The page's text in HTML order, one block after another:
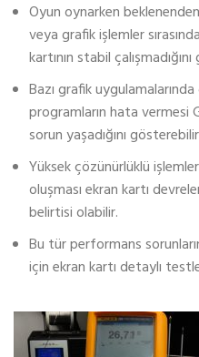
Oyun oynarken
veya grafik işlemler
kartının stabil
Bazı grafik
programların hata vermesi
sorun yaşadığını
Yüksek çözünürlüklü
oluşması ekran kartı
belirtisi olabilir.
Bu tür performans
için ekran kartı detaylı